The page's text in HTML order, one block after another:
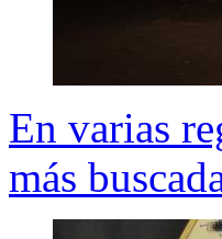
En varias
más